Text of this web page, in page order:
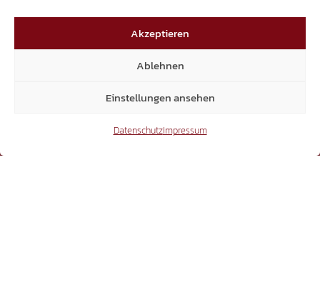
Akzeptieren
Ablehnen
Einstellungen ansehen
DatenschutzImpressum
Mitglieder